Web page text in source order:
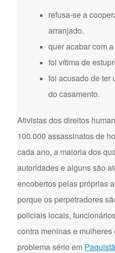
refusa-se a
arranjado.
quer acabar com
foi vítima de
foi acusado de ter
do casamento.
Ativistas dos direitos
100.000 assassinatos de
cada ano, a maioria dos
autoridades e alguns são
encobertos pelas próprias
porque os perpetradores
policiais locais,
contra meninas e
problema sério em